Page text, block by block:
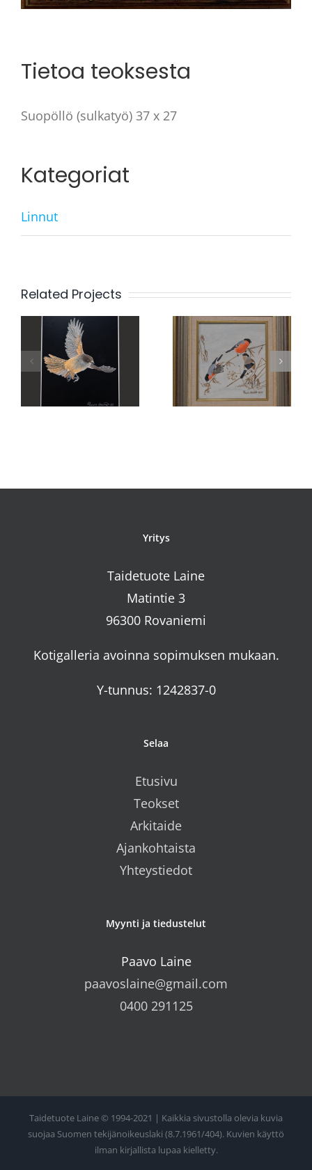
Tietoa teoksesta
Suopöllö (sulkatyö) 37 x 27
Kategoriat
Linnut
Related Projects
Kumman
valitsen
Suopöllö
Yritys
Taidetuote Laine
Matintie 3
96300 Rovaniemi
Kotigalleria avoinna sopimuksen mukaan.
Y-tunnus: 1242837-0
Selaa
Etusivu
Teokset
Arkitaide
Ajankohtaista
Yhteystiedot
Myynti ja tiedustelut
Paavo Laine
paavoslaine@gmail.com
0400 291125
Taidetuote Laine © 1994-2021 | Kaikkia sivustolla olevia kuvia
suojaa Suomen tekijänoikeuslaki (8.7.1961/404). Kuvien käyttö
ilman kirjallista lupaa kielletty.